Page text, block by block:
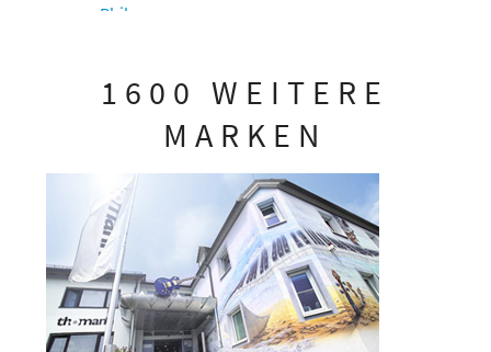
Phil
ie
1600 WEITERE
MARKEN